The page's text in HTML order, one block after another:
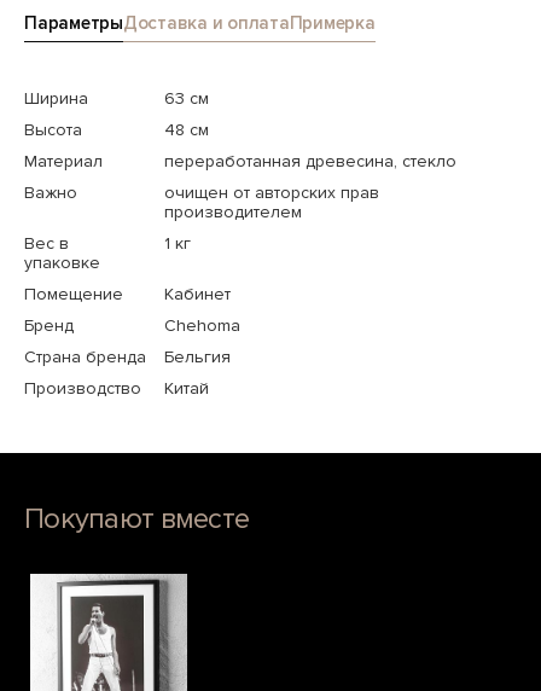
ПараметрыДоставка и оплатаПримерка
Ширина
63 см
Высота
48 см
Материал
переработанная древесина, стекло
Важно
очищен от авторских прав
производителем
Вес в
упаковке
1 кг
Помещение
Кабинет
Бренд
Chehoma
Страна бренда
Бельгия
Производство
Китай
Покупают вместе